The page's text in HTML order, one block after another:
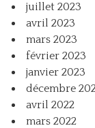
juillet 2023
avril 2023
mars 2023
février 2023
janvier 2023
décembre
avril 2022
mars 2022